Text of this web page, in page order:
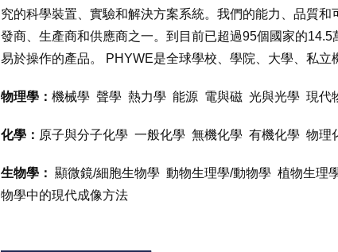
究的科學裝置、實驗和解決方案系統。我們的能力、品質
發商、生產商和供應商之一。到目前已超過95個國家的14.5
易於操作的產品。
PHYWE是全球學校、學院、大學、私立
物理學： 機械學 聲學 熱力學 能源 電與磁 光與光學 現代
化學： 原子與分子化學 一般化學 無機化學 有機化學 物理
生物學： 顯微鏡/細胞生物學 動物生理學/動物學 植物生理
物學中的現代成像方法